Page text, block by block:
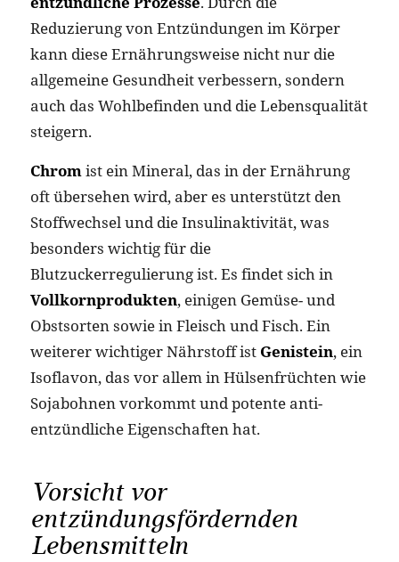
Reduzierung von Entzündungen im Körper
kann diese Ernährungsweise nicht nur die
allgemeine Gesundheit verbessern, sondern
auch das Wohlbefinden und die Lebensqualität
steigern​.
Chromist ein Mineral, das in der Ernährung
oft übersehen wird, aber es unterstützt den
Stoffwechsel und die Insulinaktivität, was
besonders wichtig für die
Blutzuckerregulierung ist. Es findet sich in
Vollkornprodukten, einigen Gemüse- und
Obstsorten sowie in Fleisch und Fisch​​. Ein
weiterer wichtiger Nährstoff ist Genistein, ein
Isoflavon, das vor allem in Hülsenfrüchten wie
Sojabohnen vorkommt und potente anti-
entzündliche Eigenschaften hat​.
Vorsicht vor
entzündungsfördernden
Lebensmitteln